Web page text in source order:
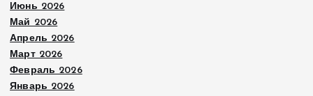
Июнь 2026
Май 2026
Апрель 2026
Март 2026
Февраль 2026
Январь 2026